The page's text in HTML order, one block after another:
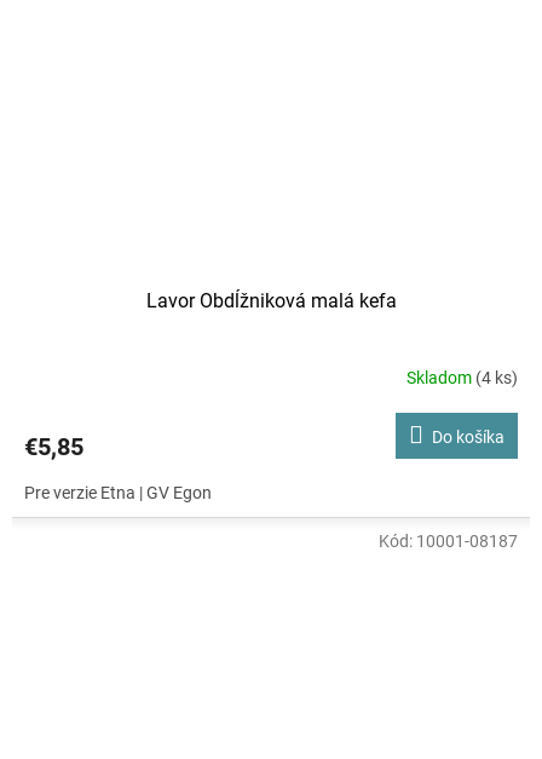
Lavor Obdĺžniková malá kefa
Skladom (4 ks)
€5,85 Do košíka
Pre verzie Etna | GV Egon
Kód: 10001-08187